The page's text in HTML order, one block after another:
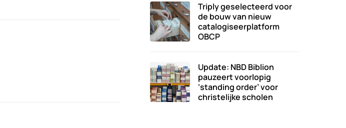
Triply geselecteerd voor
de bouw van nieuw
catalogiseerplatform
OBCP
Update: NBD Biblion
pauzeert voorlopig
‘standing order’ voor
christelijke scholen